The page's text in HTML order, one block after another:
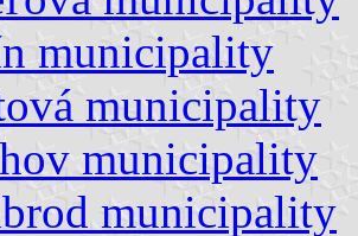
municipality
municipality
municipality
municipality